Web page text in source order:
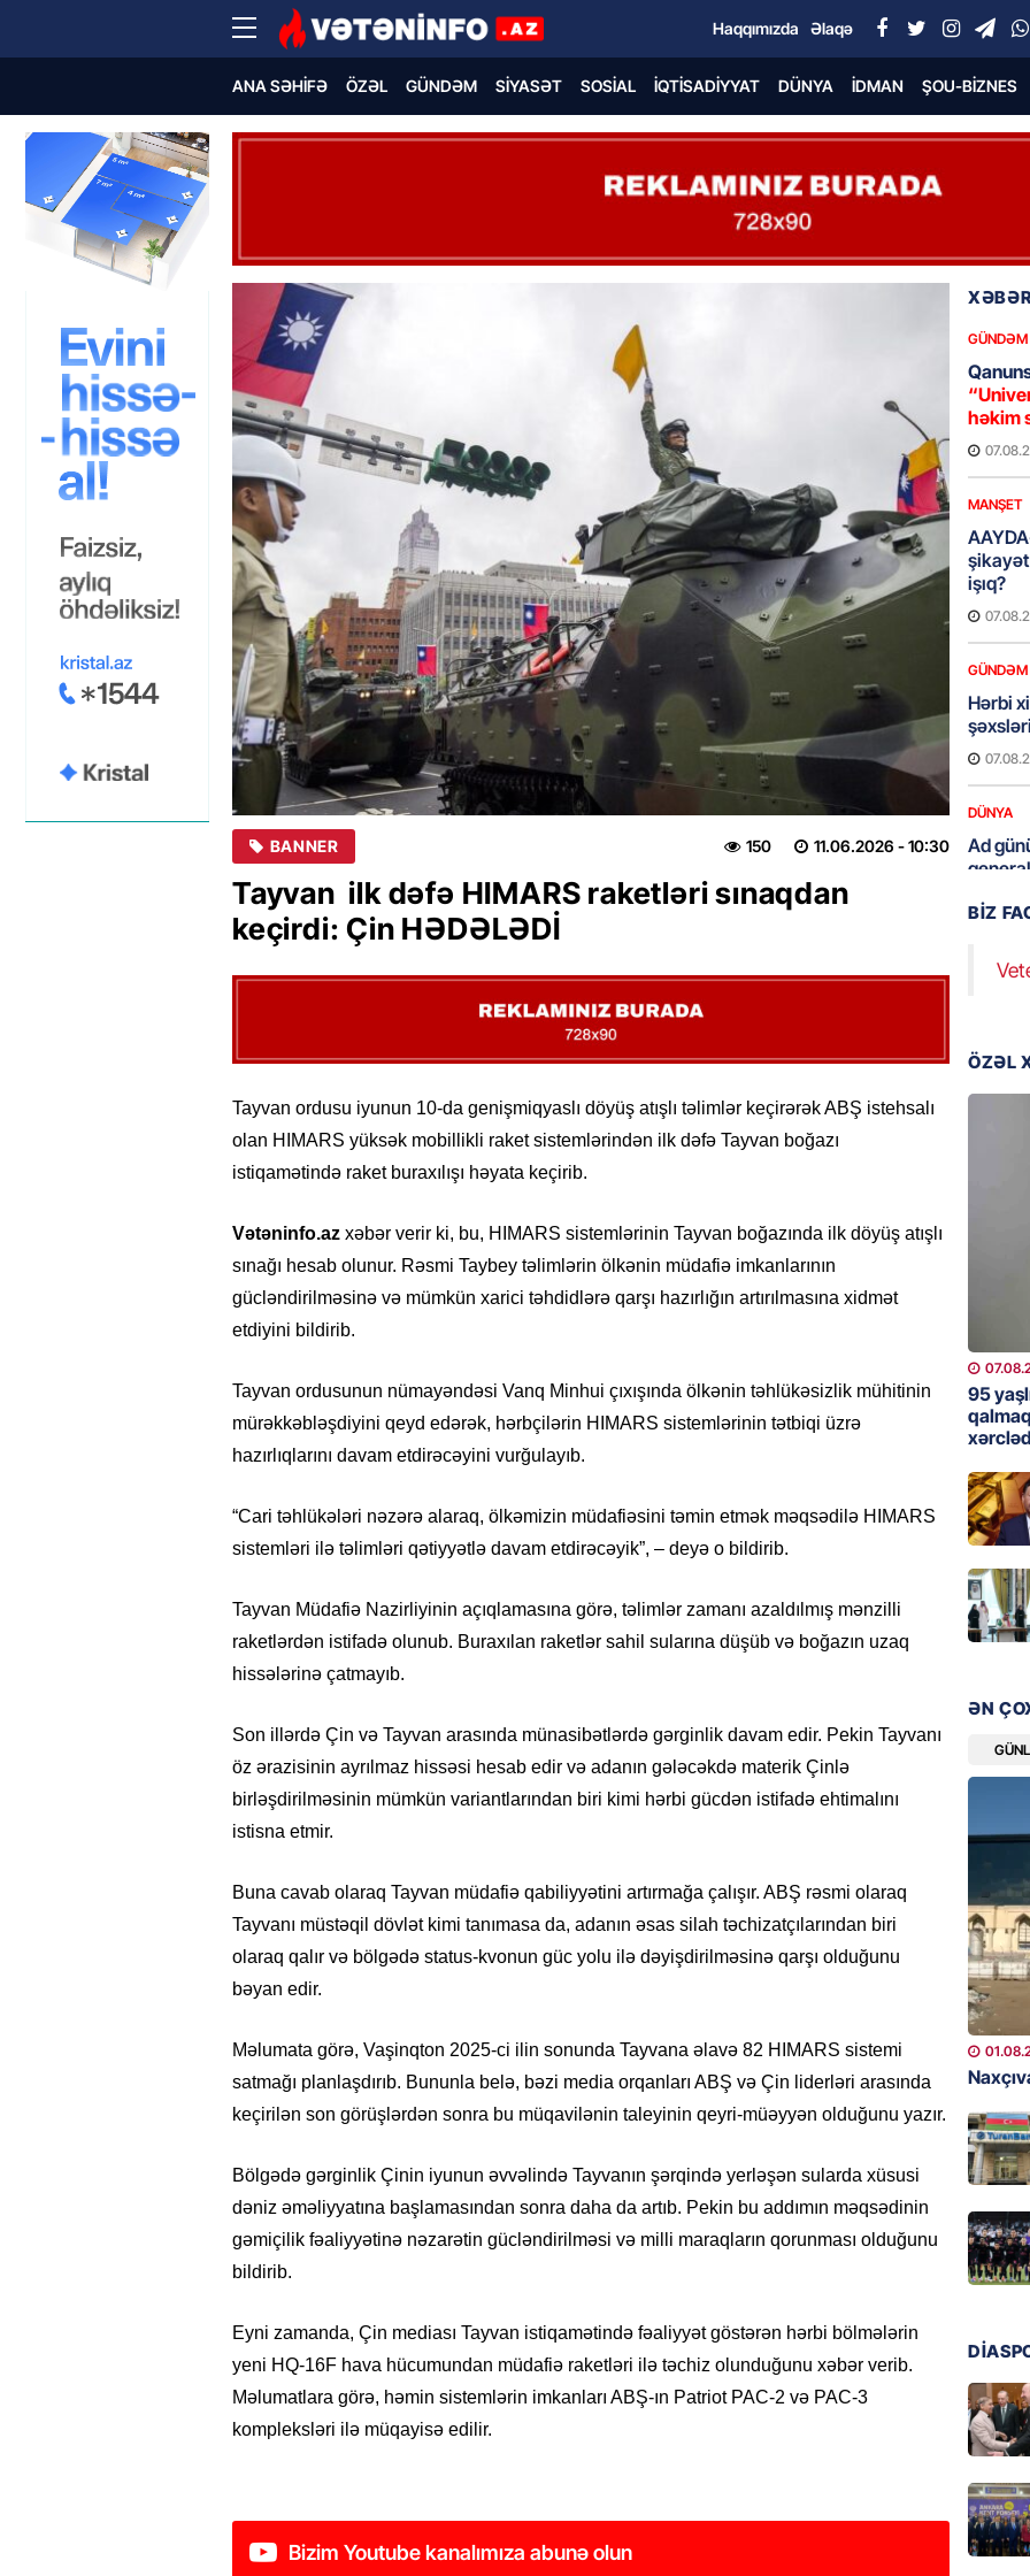
Haqqımızda Əlaqə
ANA SƏHIFƏ ÖZƏL GÜNDƏM SIYASƏT SOSIAL İQTISADIYYAT DÜNYA İDMAN ŞOU-BIZNES
BANNER 11.06.2026 - 10:30
150
Tayvan ilk dəfə HIMARS raketləri sınaqdan
keçirdi: Çin HƏDƏLƏDİ
Tayvan ordusu iyunun 10-da genişmiqyaslı döyüş atışlı təlimlər keçirərək ABŞ istehsalı
olan HIMARS yüksək mobillikli raket sistemlərindən ilk dəfə Tayvan boğazı
istiqamətində raket buraxılışı həyata keçirib.
Vətəninfo.az xəbər verir ki, bu, HIMARS sistemlərinin Tayvan boğazında ilk döyüş atışlı
sınağı hesab olunur. Rəsmi Taybey təlimlərin ölkənin müdafiə imkanlarının
gücləndirilməsinə və mümkün xarici təhdidlərə qarşı hazırlığın artırılmasına xidmət
etdiyini bildirib.
Tayvan ordusunun nümayəndəsi Vanq Minhui çıxışında ölkənin təhlükəsizlik mühitinin
mürəkkəbləşdiyini qeyd edərək, hərbçilərin HIMARS sistemlərinin tətbiqi üzrə
hazırlıqlarını davam etdirəcəyini vurğulayıb.
“Cari təhlükələri nəzərə alaraq, ölkəmizin müdafiəsini təmin etmək məqsədilə HIMARS
sistemləri ilə təlimləri qətiyyətlə davam etdirəcəyik”, – deyə o bildirib.
Tayvan Müdafiə Nazirliyinin açıqlamasına görə, təlimlər zamanı azaldılmış mənzilli
raketlərdən istifadə olunub. Buraxılan raketlər sahil sularına düşüb və boğazın uzaq
hissələrinə çatmayıb.
Son illərdə Çin və Tayvan arasında münasibətlərdə gərginlik davam edir. Pekin Tayvanı
öz ərazisinin ayrılmaz hissəsi hesab edir və adanın gələcəkdə materik Çinlə
birləşdirilməsinin mümkün variantlarından biri kimi hərbi gücdən istifadə ehtimalını
istisna etmir.
Buna cavab olaraq Tayvan müdafiə qabiliyyətini artırmağa çalışır. ABŞ rəsmi olaraq
Tayvanı müstəqil dövlət kimi tanımasa da, adanın əsas silah təchizatçılarından biri
olaraq qalır və bölgədə status-kvonun güc yolu ilə dəyişdirilməsinə qarşı olduğunu
bəyan edir.
Məlumata görə, Vaşinqton 2025-ci ilin sonunda Tayvana əlavə 82 HIMARS sistemi
satmağı planlaşdırıb. Bununla belə, bəzi media orqanları ABŞ və Çin liderləri arasında
keçirilən son görüşlərdən sonra bu müqavilənin taleyinin qeyri-müəyyən olduğunu yazır.
Bölgədə gərginlik Çinin iyunun əvvəlində Tayvanın şərqində yerləşən sularda xüsusi
dəniz əməliyyatına başlamasından sonra daha da artıb. Pekin bu addımın məqsədinin
gəmiçilik fəaliyyətinə nəzarətin gücləndirilməsi və milli maraqların qorunması olduğunu
bildirib.
Eyni zamanda, Çin mediası Tayvan istiqamətində fəaliyyət göstərən hərbi bölmələrin
yeni HQ-16F hava hücumundan müdafiə raketləri ilə təchiz olunduğunu xəbər verib.
Məlumatlara görə, həmin sistemlərin imkanları ABŞ-ın Patriot PAC-2 və PAC-3
kompleksləri ilə müqayisə edilir.
Bizim Youtube kanalımıza abunə olun
GÜNDƏM
həkim
MANŞET
şikayət
işıq?
GÜNDƏM
Hərbi
DÜNYA
Ad
95
Çin
MANŞET
“Birgə
İDMAN
HADISƏ
milyon
GÜNDƏM
Dosye
sazişi
ÖZƏL
ÖZƏL
İki
ETDİ:
BIZ
ÖZƏL
95
ƏN